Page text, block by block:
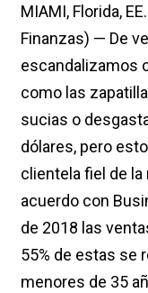
MIAMI, Florida,
Finanzas) — De
escandalizamos
como las
sucias o
dólares, pero
clientela fiel de la
acuerdo con
de 2018 las
55% de estas se
menores de 35